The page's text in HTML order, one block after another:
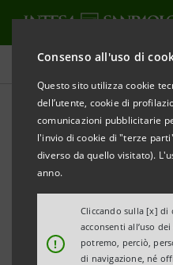
Consenso all'uso di
Questo sito utilizza cookie
dell’utente, cookie di
comunicazioni pubblicitarie
l'invio di cookie di "terze
diverso da quello visitato).
anno.
!
Cliccando sulla [x] di
acconsenti all’uso
potremo, perciò,
di navigazione, né
Tutte le news
Intesa
Università di
MBA per le
domani